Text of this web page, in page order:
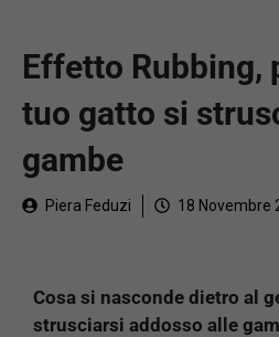
Effetto Rubbing,
tuo gatto si
gambe
Piera Feduzi 18 Novembre
Cosa si nasconde dietro al
strusciarsi addosso alle